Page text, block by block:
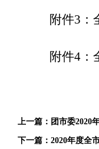
附件3
附件4 ：
上一篇： 团市委2020
下一篇： 2020年度全